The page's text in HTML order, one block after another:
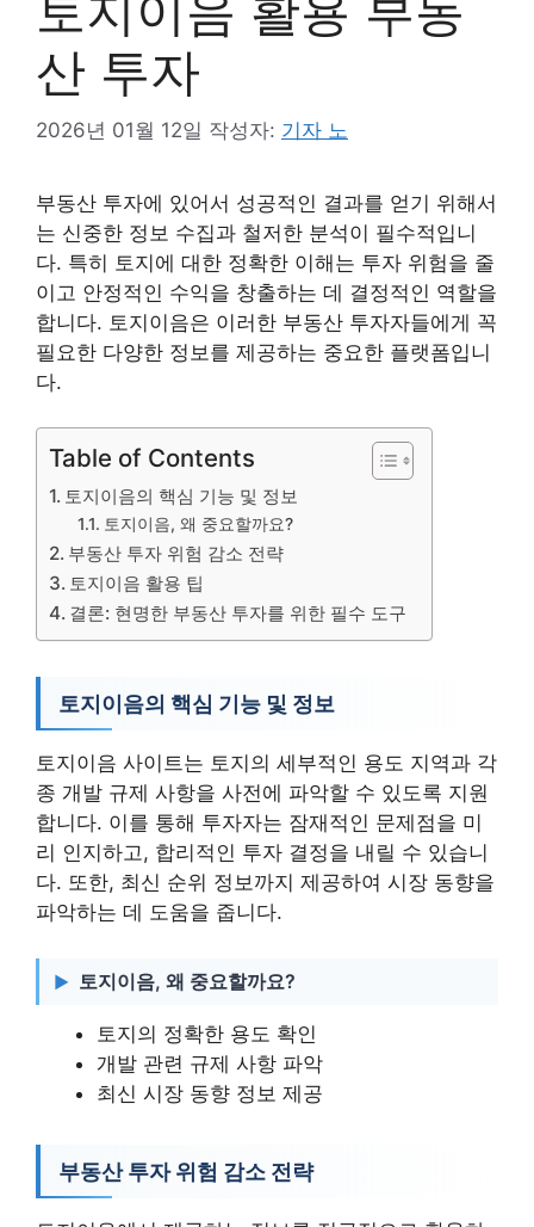
산 투자
2026년 01월 12일 작성자: 기자 노
부동산 투자에 있어서 성공적인 결과를 얻기 위해서
는 신중한 정보 수집과 철저한 분석이 필수적입니
다. 특히 토지에 대한 정확한 이해는 투자 위험을 줄
이고 안정적인 수익을 창출하는 데 결정적인 역할을
합니다. 토지이음은 이러한 부동산 투자자들에게 꼭
필요한 다양한 정보를 제공하는 중요한 플랫폼입니
다.
Table of Contents
토지이음의 핵심 기능 및 정보
토지이음, 왜 중요할까요?
부동산 투자 위험 감소 전략
토지이음 활용 팁
결론: 현명한 부동산 투자를 위한 필수 도구
토지이음의 핵심 기능 및 정보
토지이음 사이트는 토지의 세부적인 용도 지역과 각
종 개발 규제 사항을 사전에 파악할 수 있도록 지원
합니다. 이를 통해 투자자는 잠재적인 문제점을 미
리 인지하고, 합리적인 투자 결정을 내릴 수 있습니
다. 또한, 최신 순위 정보까지 제공하여 시장 동향을
파악하는 데 도움을 줍니다.
토지이음, 왜 중요할까요?
토지의 정확한 용도 확인
개발 관련 규제 사항 파악
최신 시장 동향 정보 제공
부동산 투자 위험 감소 전략